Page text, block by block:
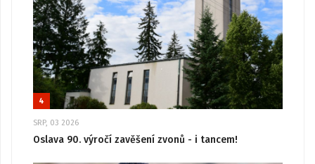
4
SRP, 03 2026
Oslava 90. výročí zavěšení zvonů - i tancem!